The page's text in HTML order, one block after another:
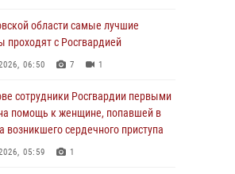
06:50 7 1
сотрудники Росгвардии первыми
возникшего сердечного приступа
05:59 1
продолжается масштабная
области самые лучшие
проходят с Росгвардией
06:50 7 1
сотрудники Росгвардии первыми
помощь к женщине, попавшей в
возникшего сердечного приступа
05:59 1